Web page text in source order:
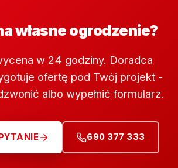
własne ogrodzenie?
w 24 godziny. Doradca
ofertę pod Twój projekt -
albo wypełnić formularz.
690 377 333